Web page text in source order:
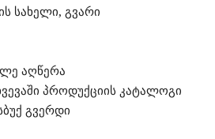
სახელი, გვარი
აღწერა
პროდუქციის კატალოგი
გვერდი